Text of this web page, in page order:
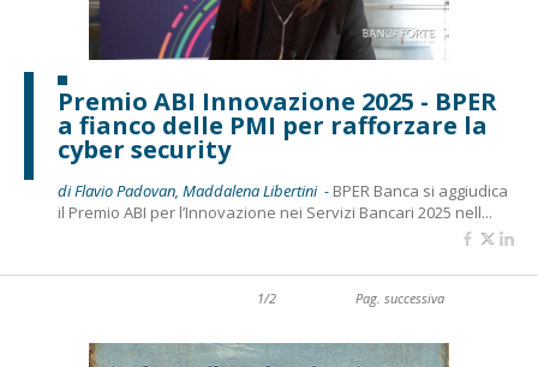
Premio ABI Innovazione 2025 - BPER
a fianco delle PMI per rafforzare la
cyber security
di Flavio Padovan, Maddalena Libertini - BPER Banca si aggiudica
il Premio ABI per l’Innovazione nei Servizi Bancari 2025 nell...
1/2 Pag. successiva